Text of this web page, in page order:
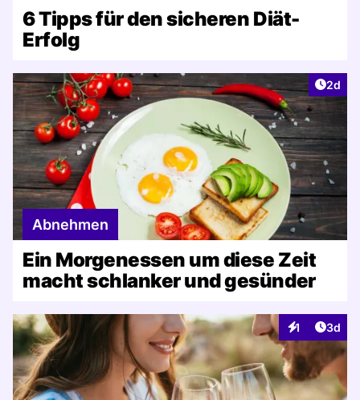
6 Tipps für den sicheren Diät-
Erfolg
2d
Abnehmen
Ein Morgenessen um diese Zeit
macht schlanker und gesünder
1
Interaktionen
3d